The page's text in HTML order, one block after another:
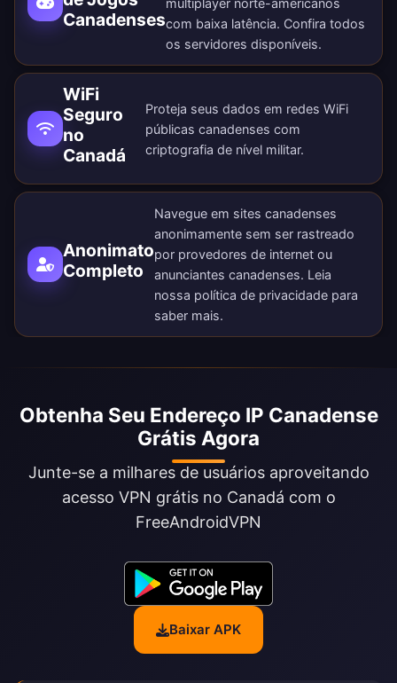
Canadenses
multiplayer norte-americanos
com baixa latência. Confira todos
os servidores disponíveis.
WiFi
Seguro
no
Canadá
Proteja seus dados em redes WiFi
públicas canadenses com
criptografia de nível militar.
Anonimato
Completo
Navegue em sites canadenses
anonimamente sem ser rastreado
por provedores de internet ou
anunciantes canadenses. Leia
nossa política de privacidade para
saber mais.
Obtenha Seu Endereço IP Canadense
Grátis Agora
Junte-se a milhares de usuários aproveitando
acesso VPN grátis no Canadá com o
FreeAndroidVPN
Baixar APK